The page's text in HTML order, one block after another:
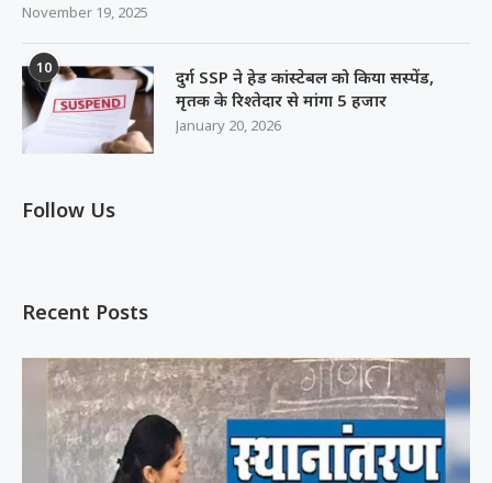
November 19, 2025
10
दुर्ग SSP ने हेड कांस्टेबल को किया सस्पेंड,
मृतक के रिश्तेदार से मांगा 5 हजार
January 20, 2026
Follow Us
Recent Posts